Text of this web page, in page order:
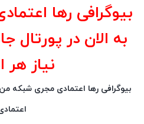
بیوگرافی رها
به الان در پورتال
نیاز هر
بیوگرافی رها اعتمادی مجری شبکه